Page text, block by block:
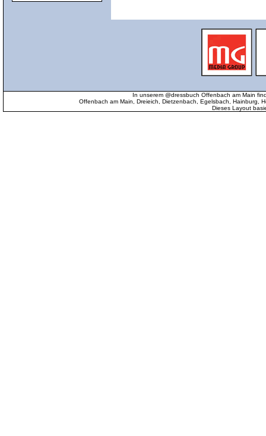
In unserem @dressbuch Offenbach am Main
Offenbach am Main, Dreieich, Dietzenbach, Egelsbach, Hainburg,
Dieses Layout